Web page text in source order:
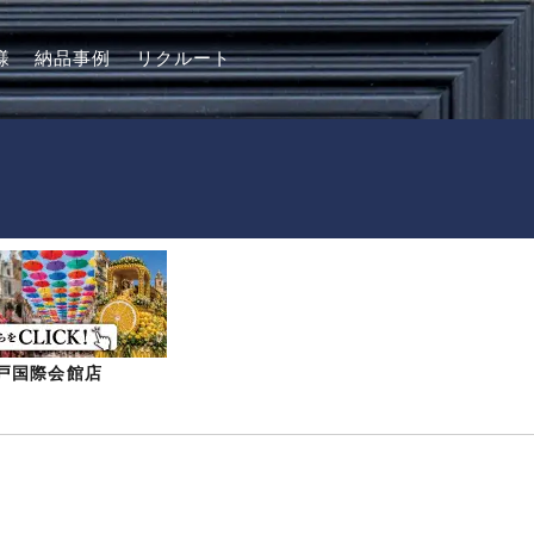
納品事例 リクルート
国際会館店